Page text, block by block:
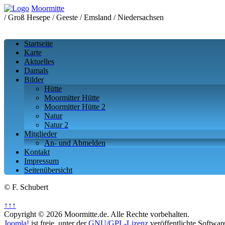
Moormitte
/ Groß Hesepe / Geeste / Emsland / Niedersachsen
Startseite
Karte
Aktuelles
Damals
Bilder
Hütte
Moormitter Hütte
Moormitter Hütte 2
Natur
Natur 2
Mitglieder
An- und Abmelden
Kontakt
Impressum
Seitenübersicht
© F. Schubert
↑↑↑
Copyright © 2026 Moormitte.de. Alle Rechte vorbehalten.
Joomla! ist freie, unter derGNU/GPL-Lizenz veröffentlichte